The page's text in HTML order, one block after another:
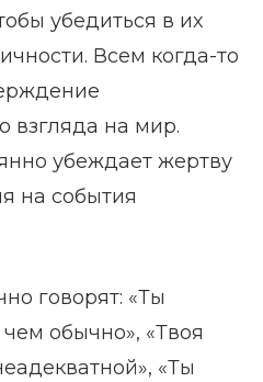
убедиться в их
Всем когда-то
взгляда на мир.
убеждает жертву
на события
говорят: «Ты
обычно», «Твоя
«Ты